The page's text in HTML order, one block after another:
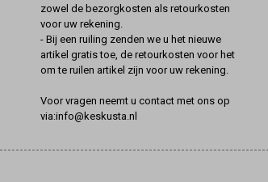
zowel de bezorgkosten als retourkosten
voor uw rekening.
- Bij een ruiling zenden we u het nieuwe
artikel gratis toe, de retourkosten voor het
om te ruilen artikel zijn voor uw rekening.
Voor vragen neemt u contact met ons op
via:info@keskusta.nl